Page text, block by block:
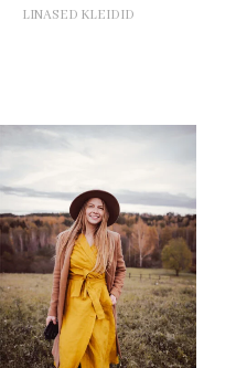
LINASED KLEIDID